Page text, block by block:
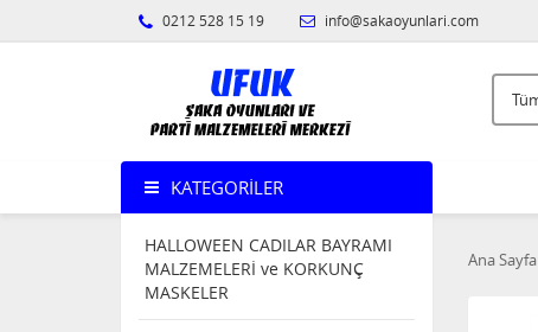
0212 528 15 19 info@sakaoyunlari.com
KATEGORILER
HALLOWEEN CADILAR BAYRAMI
MALZEMELERİ ve KORKUNÇ
MASKELER
Ana Sayfa